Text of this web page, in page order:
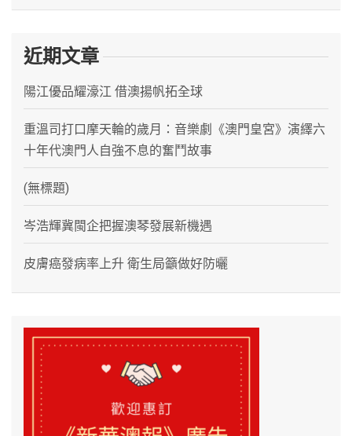
近期文章
陽江優品耀濠江 借澳揚帆拓全球
重溫司打口摩天輪的歲月：音樂劇《澳門皇宮》演繹六
十年代澳門人自強不息的奮鬥故事
(無標題)
岑浩輝冀閩企把握澳琴發展新機遇
皮膚癌發病率上升 衛生局籲做好防曬